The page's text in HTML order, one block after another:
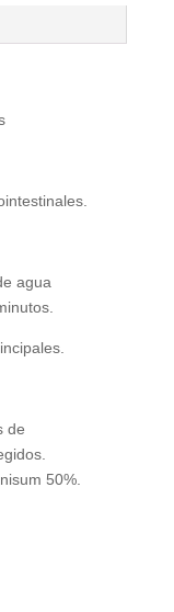
agua
de
50%.